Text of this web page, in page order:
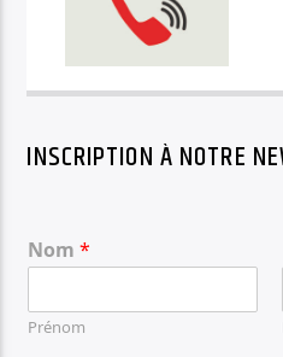
INSCRIPTION À NOTRE
Nom*
Prénom